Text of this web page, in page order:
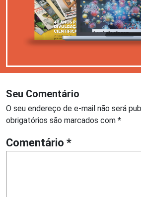
Seu Comentário
O seu endereço de e-mail não será
obrigatórios são marcados com *
Comentário *